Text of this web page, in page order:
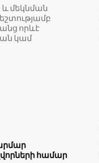
մեկնման
որևէ
կամ
համար